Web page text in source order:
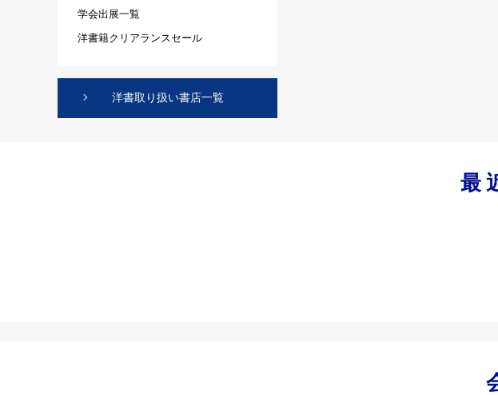
学会出展一覧
洋書籍クリアランスセール
洋書取り扱い書店一覧
最